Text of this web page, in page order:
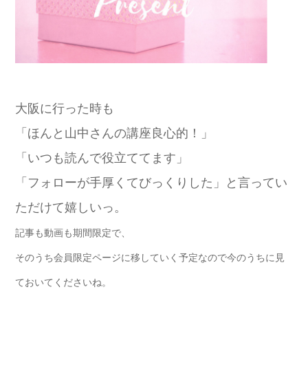
大阪に行った時も
「ほんと山中さんの講座良心的！」
「いつも読んで役立ててます」
「フォローが手厚くてびっくりした」と言ってい
ただけて嬉しいっ。
記事も動画も期間限定で、
そのうち会員限定ページに移していく予定なので今のうちに見
ておいてくださいね。